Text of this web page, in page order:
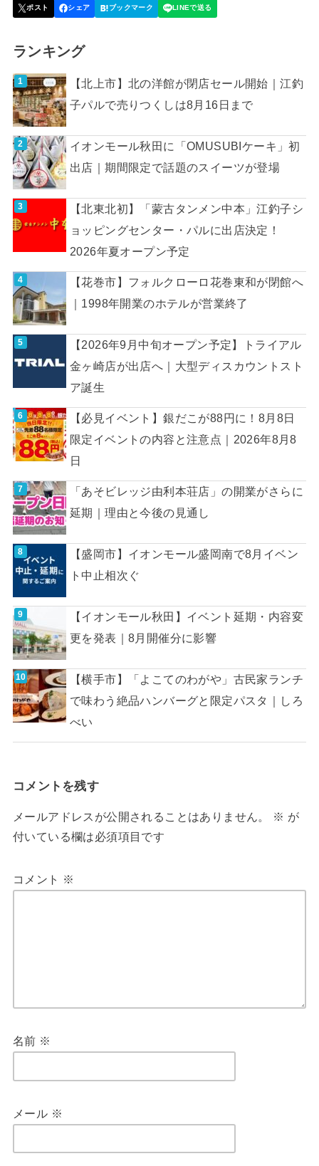
ランキング
【北上市】北の洋館が閉店セール開始｜江釣
子パルで売りつくしは8月16日まで
イオンモール秋田に「OMUSUBIケーキ」初
出店｜期間限定で話題のスイーツが登場
【北東北初】「蒙古タンメン中本」江釣子シ
ョッピングセンター・パルに出店決定！
2026年夏オープン予定
【花巻市】フォルクローロ花巻東和が閉館へ
｜1998年開業のホテルが営業終了
【2026年9月中旬オープン予定】トライアル
金ヶ崎店が出店へ｜大型ディスカウントスト
ア誕生
【必見イベント】銀だこが88円に！8月8日
限定イベントの内容と注意点｜2026年8月8
日
「あそビレッジ由利本荘店」の開業がさらに
延期｜理由と今後の見通し
【盛岡市】イオンモール盛岡南で8月イベン
ト中止相次ぐ
【イオンモール秋田】イベント延期・内容変
更を発表｜8月開催分に影響
【横手市】「よこてのわがや」古民家ランチ
で味わう絶品ハンバーグと限定パスタ｜しろ
べい
コメントを残す
メールアドレスが公開されることはありません。 ※ が
付いている欄は必須項目です
コメント ※
名前 ※
メール ※